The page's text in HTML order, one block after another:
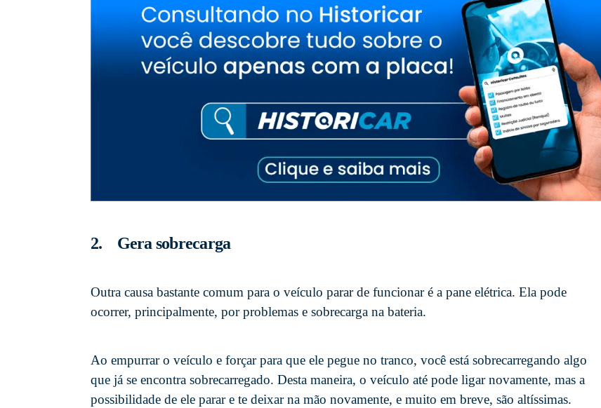
2. Gera sobrecarga
Outra causa bastante comum para o veículo parar de funcionar é a pane elétrica. Ela pode
ocorrer, principalmente, por problemas e sobrecarga na bateria.
Ao empurrar o veículo e forçar para que ele pegue no tranco, você está sobrecarregando algo
que já se encontra sobrecarregado. Desta maneira, o veículo até pode ligar novamente, mas a
possibilidade de ele parar e te deixar na mão novamente, e muito em breve, são altíssimas.